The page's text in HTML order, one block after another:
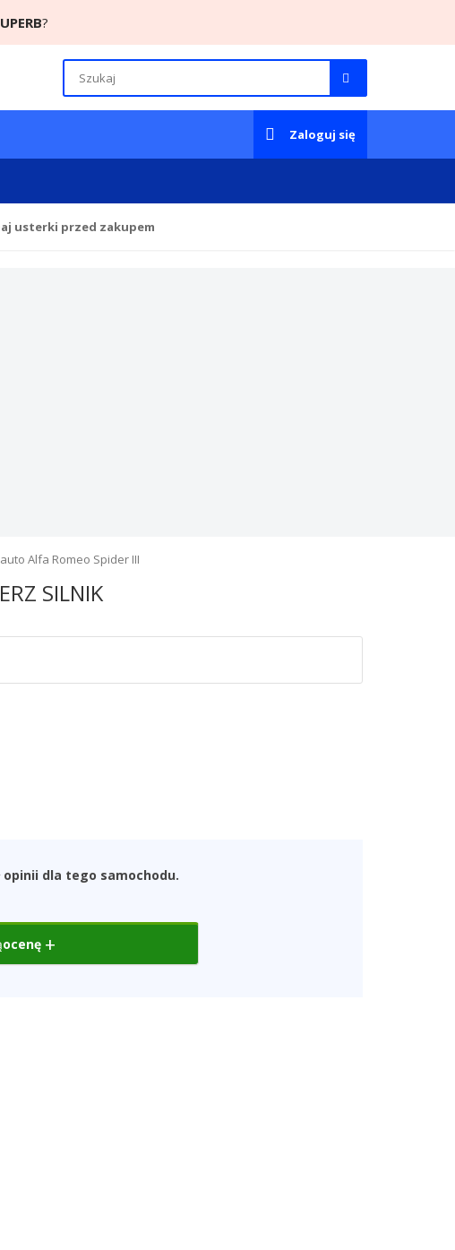
?
Zaloguj się
usterki przed zakupem
Alfa Romeo Spider III
SILNIK
opinii dla tego samochodu.
ocenę